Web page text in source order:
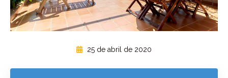
25 de abril de 2020